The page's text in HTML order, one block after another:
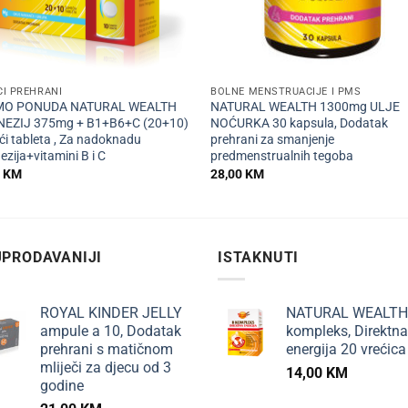
PREHRANI
PONUDA NATURAL WEALTH
375mg + B1+B6+C (20+10)
tableta , Za nadoknadu
B i C
KM
BOLNE MENSTRUACIJE I PMS
NATURAL WEALTH 1300mg ULJE
NOĆURKA 30 kapsula, Dodatak
prehrani za smanjenje
predmenstrualnih tegoba
28,00KM
ROYAL KINDER JELLY
ampule a 10, Dodatak
prehrani s matičnom
mliječi za djecu od 3
godine
ISTAKNUTI
NATURAL
kompleks, Direktna
energija 20 vrećica
14,00 KM